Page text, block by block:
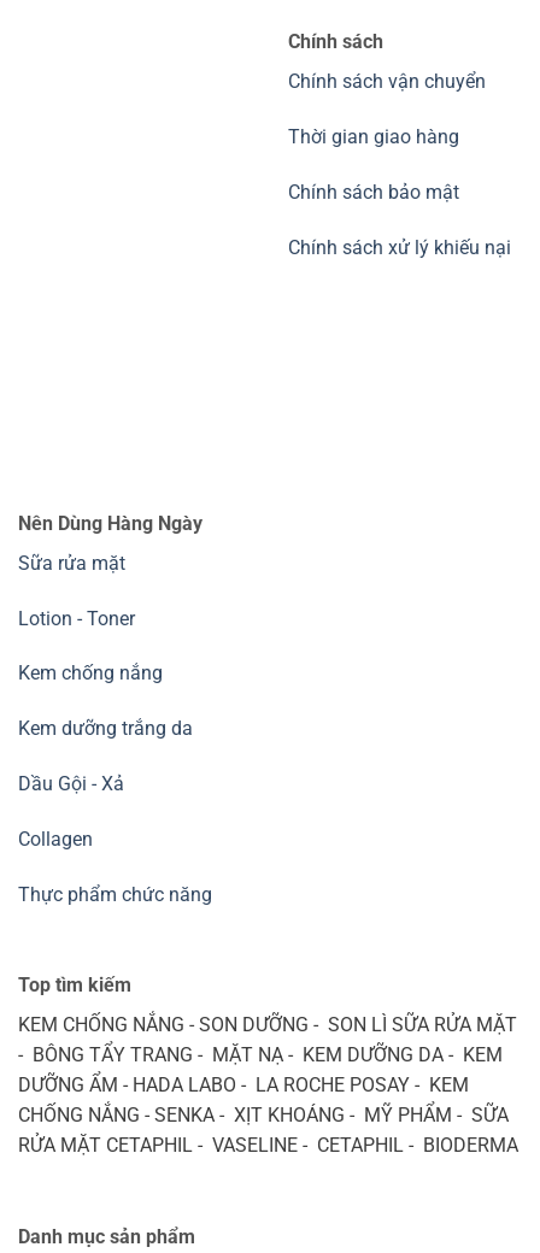
Chính sách
Chính sách vận chuyển
Thời gian giao hàng
Chính sách bảo mật
Chính sách xử lý khiếu nại
Nên Dùng Hàng Ngày
Sữa rửa mặt
Lotion - Toner
Kem chống nắng
Kem dưỡng trắng da
Dầu Gội - Xả
Collagen
Thực phẩm chức năng
Top tìm kiếm
KEM CHỐNG NẮNG - SON DƯỠNG - SON LÌ SỮA RỬA MẶT
- BÔNG TẨY TRANG - MẶT NẠ - KEM DƯỠNG DA - KEM
DƯỠNG ẨM - HADA LABO - LA ROCHE POSAY - KEM
CHỐNG NẮNG - SENKA - XỊT KHOÁNG - MỸ PHẨM - SỮA
RỬA MẶT CETAPHIL - VASELINE - CETAPHIL - BIODERMA
Danh mục sản phẩm